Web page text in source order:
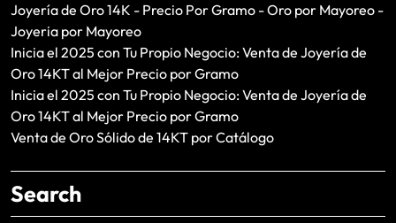
Joyería de Oro 14K - Precio Por Gramo - Oro por Mayoreo -
Joyeria por Mayoreo
Inicia el 2025 con Tu Propio Negocio: Venta de Joyería de
Oro 14KT al Mejor Precio por Gramo
Inicia el 2025 con Tu Propio Negocio: Venta de Joyería de
Oro 14KT al Mejor Precio por Gramo
Venta de Oro Sólido de 14KT por Catálogo
Search